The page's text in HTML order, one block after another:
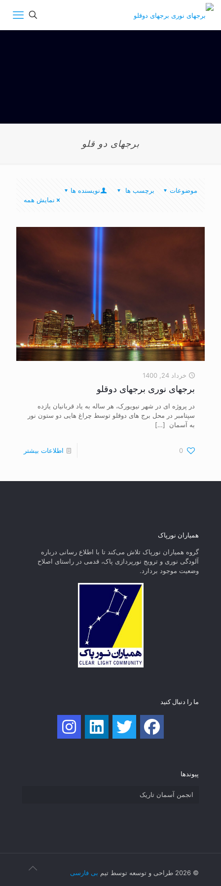
برجهای دو قلو
موضوعات برچسب ها
نویسنده ها
نمایش همه
خرداد 24, 1400
برجهای نوری برجهای دوقلو
در پروژه ای در شهر نیویورک، هر ساله به یاد قربانیان یازده
سپتامبر در محل برج های دوقلو توسط چراغ هایی دو ستون نور
به آسمان
[…]
0 اطلاعات بیشتر
همیاران نورپاک
گروه همیاران نورپاک تلاش می‌کند تا با اطلاع رسانی درباره
آلودگی نوری و ترویج نورپردازی پاک، قدمی در راستای‌ اصلاح
وضعیت موجود بردارد.
ما را دنبال کنید
پیوند‌ها
انجمن آسمان تاریک
© 2026 طراحی و توسعه توسط تیم بی فارسی